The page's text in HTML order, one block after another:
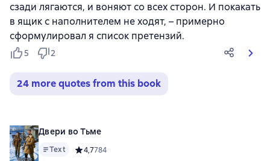
сзади лягаются, и воняют со всех сторон. И покакать
в ящик с наполнителем не ходят, – примерно
сформулировал я список претензий.
5 2
24 more quotes from this book
Двери во Тьме
Text Средний рейтинг 4,7 на основе 784 оценок
4,7784